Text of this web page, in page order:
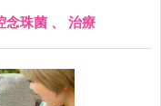
念珠菌 、 治療